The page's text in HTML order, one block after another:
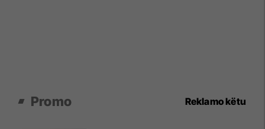
Promo Reklamo këtu